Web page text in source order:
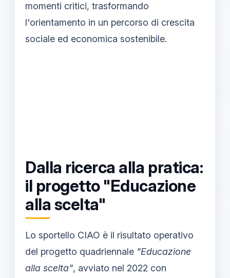
momenti critici, trasformando
l'orientamento in un percorso di crescita
sociale ed economica sostenibile.
Dalla ricerca alla pratica:
il progetto "Educazione
alla scelta"
Lo sportello CIAO è il risultato operativo
del progetto quadriennale "Educazione
alla scelta", avviato nel 2022 con